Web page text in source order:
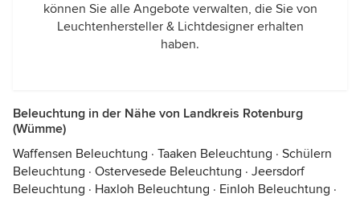
können Sie alle Angebote verwalten, die Sie von
Leuchtenhersteller & Lichtdesigner erhalten
haben.
Beleuchtung in der Nähe von Landkreis Rotenburg
(Wümme)
Waffensen Beleuchtung · Taaken Beleuchtung · Schülern
Beleuchtung · Ostervesede Beleuchtung · Jeersdorf
Beleuchtung · Haxloh Beleuchtung · Einloh Beleuchtung ·